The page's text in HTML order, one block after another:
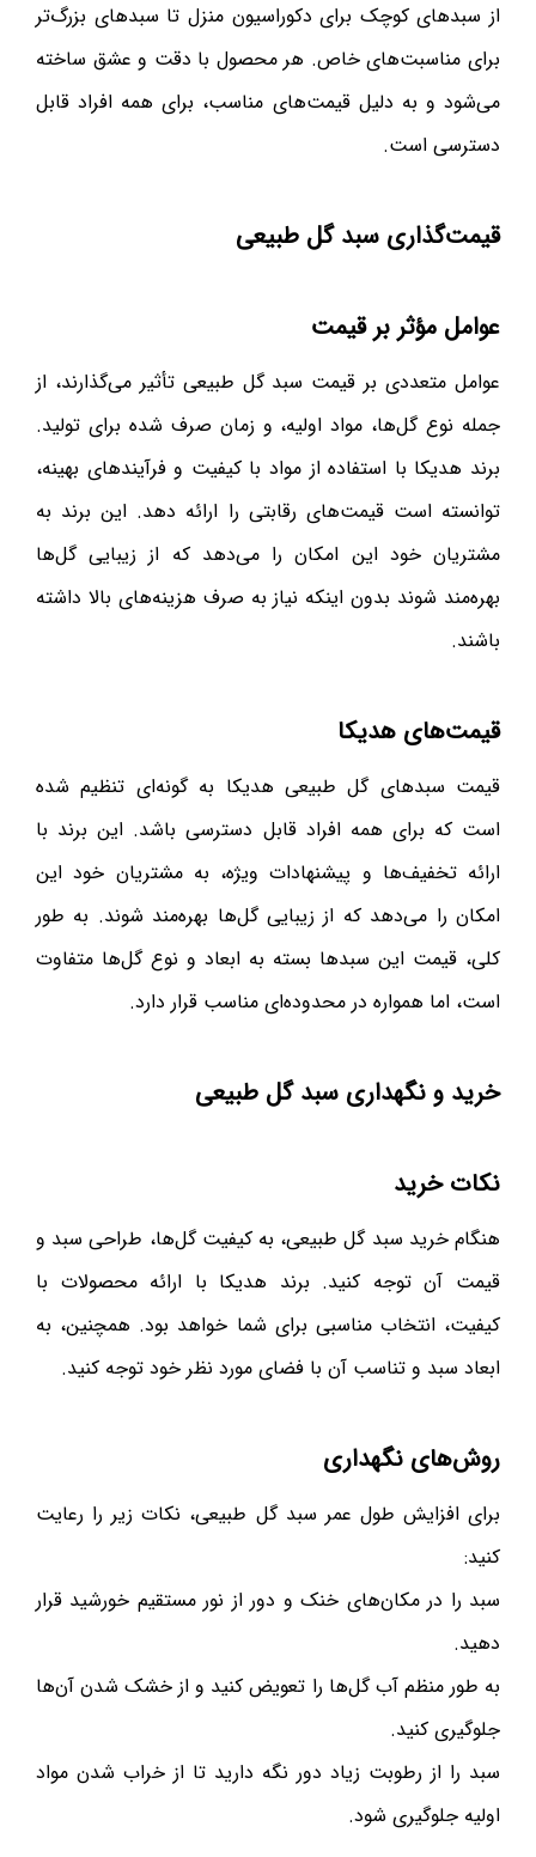
از سبدهای کوچک برای دکوراسیون منزل تا سبدهای بزرگ‌تر
برای مناسبت‌های خاص. هر محصول با دقت و عشق ساخته
می‌شود و به دلیل قیمت‌های مناسب، برای همه افراد قابل
دسترسی است.
قیمت‌گذاری سبد گل طبیعی
عوامل مؤثر بر قیمت
عوامل متعددی بر قیمت سبد گل طبیعی تأثیر می‌گذارند، از
جمله نوع گل‌ها، مواد اولیه، و زمان صرف شده برای تولید.
برند هدیکا با استفاده از مواد با کیفیت و فرآیندهای بهینه،
توانسته است قیمت‌های رقابتی را ارائه دهد. این برند به
مشتریان خود این امکان را می‌دهد که از زیبایی گل‌ها
بهره‌مند شوند بدون اینکه نیاز به صرف هزینه‌های بالا داشته
باشند.
قیمت‌های هدیکا
قیمت سبدهای گل طبیعی هدیکا به گونه‌ای تنظیم شده
است که برای همه افراد قابل دسترسی باشد. این برند با
ارائه تخفیف‌ها و پیشنهادات ویژه، به مشتریان خود این
امکان را می‌دهد که از زیبایی گل‌ها بهره‌مند شوند. به طور
کلی، قیمت این سبدها بسته به ابعاد و نوع گل‌ها متفاوت
است، اما همواره در محدوده‌ای مناسب قرار دارد.
خرید و نگهداری سبد گل طبیعی
نکات خرید
هنگام خرید سبد گل طبیعی، به کیفیت گل‌ها، طراحی سبد و
قیمت آن توجه کنید. برند هدیکا با ارائه محصولات با
کیفیت، انتخاب مناسبی برای شما خواهد بود. همچنین، به
ابعاد سبد و تناسب آن با فضای مورد نظر خود توجه کنید.
روش‌های نگهداری
برای افزایش طول عمر سبد گل طبیعی، نکات زیر را رعایت
کنید:
سبد را در مکان‌های خنک و دور از نور مستقیم خورشید قرار
دهید.
به طور منظم آب گل‌ها را تعویض کنید و از خشک شدن آن‌ها
جلوگیری کنید.
سبد را از رطوبت زیاد دور نگه دارید تا از خراب شدن مواد
اولیه جلوگیری شود.